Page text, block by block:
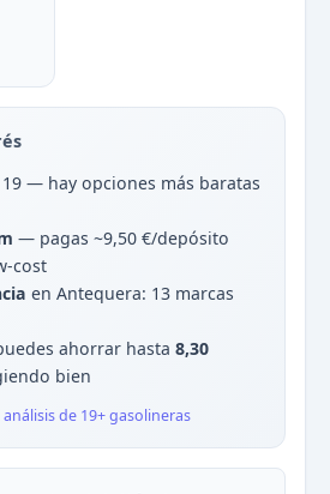
— hay opciones más baratas
— pagas ~9,50 €/depósito
cost
en Antequera: 13 marcas
ahorrar hasta 8,30
bien
análisis de 19+ gasolineras